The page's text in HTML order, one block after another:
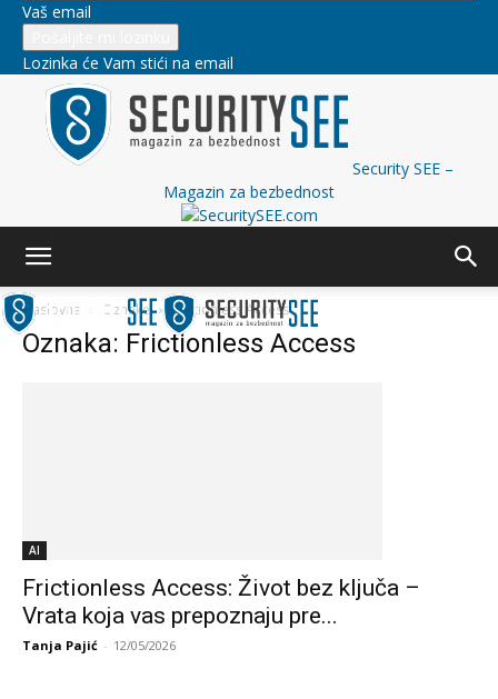
Vaš email
Lozinka će Vam stići na email
Security SEE –
Magazin za bezbednost
Naslovna Oznake Frictionless Access
Oznaka: Frictionless Access
AI
Frictionless Access: Život bez ključa –
Vrata koja vas prepoznaju pre...
Tanja Pajić - 12/05/2026